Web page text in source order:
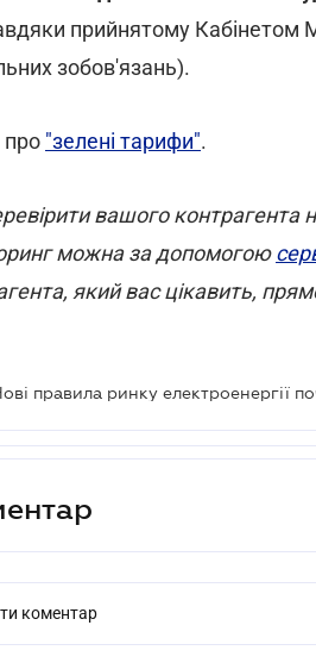
прийнятому Кабінетом
зобов'язань).
про "зелені тарифи".
вашого контрагента
можна за допомогою
який вас цікавить,
правила ринку електроенергії
коментар